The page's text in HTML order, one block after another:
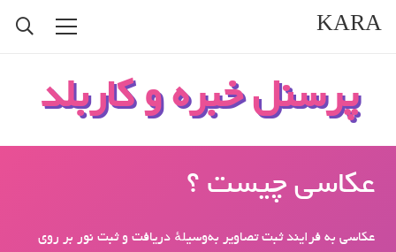
KARA
پرسنل خبره و کارب
عکاسی چیست ؟
عکاسی به فرایند ثبت تصاویر به‌وسیلهٔ دریافت و ثبت نور بر روی